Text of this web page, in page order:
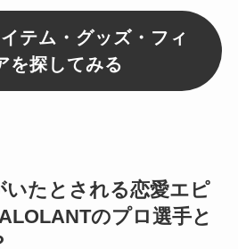
テム・グッズ・フィ
を探してみる
いたとされる恋愛エピ
のプロ選手と